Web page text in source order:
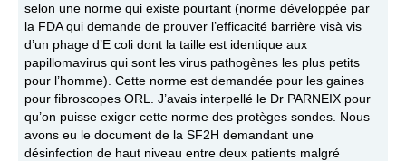
selon une norme qui existe pourtant (norme développée par
la FDA qui demande de prouver l’efficacité barrière visà vis
d’un phage d’E coli dont la taille est identique aux
papillomavirus qui sont les virus pathogènes les plus petits
pour l’homme). Cette norme est demandée pour les gaines
pour fibroscopes ORL. J’avais interpellé le Dr PARNEIX pour
qu’on puisse exiger cette norme des protèges sondes. Nous
avons eu le document de la SF2H demandant une
désinfection de haut niveau entre deux patients malgré